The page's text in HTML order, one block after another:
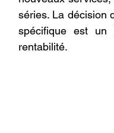
séries. La décision
spécifique est un
rentabilité.